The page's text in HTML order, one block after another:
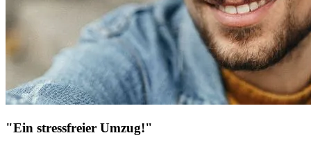
"Ein stressfreier Umzug!"